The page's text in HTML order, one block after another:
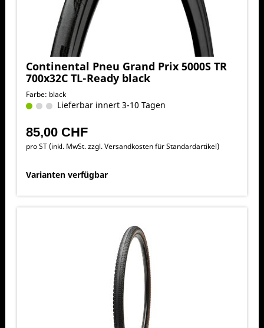
Continental Pneu Grand Prix 5000S TR
700x32C TL-Ready black
Farbe: black
Lieferbar innert 3-10 Tagen
85,00 CHF
pro ST (inkl. MwSt. zzgl.Versandkosten für Standardartikel)
Varianten verfügbar